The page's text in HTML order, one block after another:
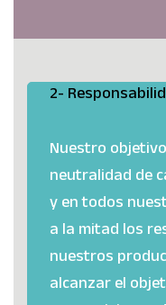
2-
Nuestro
neutralidad de
y en todos
a la mitad los
nuestros
alcanzar el